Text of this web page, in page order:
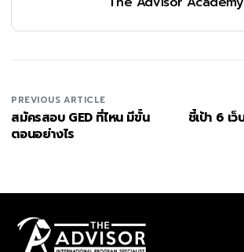
PREVIOUS ARTICLE
สมัครสอบ GED ที่ไหน มีขั้น
ตอนอย่างไร
ชี้เป้า 6 เ